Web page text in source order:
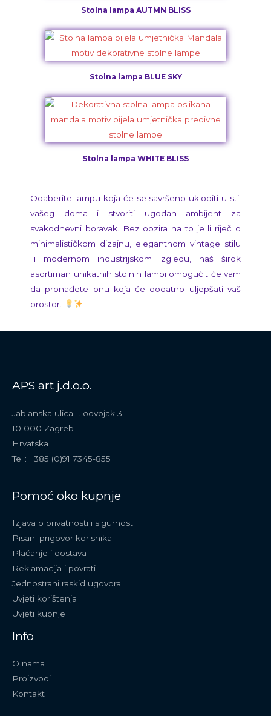
Stolna lampa AUTMN BLISS
Stolna lampa BLUE SKY
Stolna lampa WHITE BLISS
Odaberite lampu koja će se savršeno uklopiti u stil
vašeg doma i stvoriti ugodan ambijent za
svakodnevni boravak. Bez obzira na to je li riječ o
minimalističkom dizajnu, elegantnom vintage stilu
ili modernom industrijskom izgledu, naš širok
asortiman unikatnih stolnih lampi omogućit će vam
da pronađete onu koja će dodatno uljepšati vaš
prostor.
APS art j.d.o.o.
Jablanska ulica I. odvojak 3
10 000 Zagreb
Hrvatska
Tel.: +385 (0)91 7345-855
Pomoć oko kupnje
Izjava o privatnosti i sigurnosti
Pisani prigovor korisnika
Plaćanje i dostava
Reklamacija i povrati
Jednostrani raskid ugovora
Uvjeti korištenja
Uvjeti kupnje
Info
O nama
Proizvodi
Kontakt